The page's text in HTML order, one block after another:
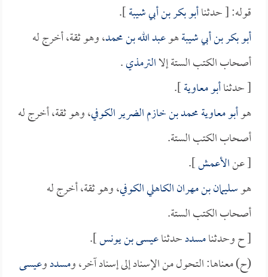
قوله: [ حدثناأبو بكر بن أبي شيبة].
أبو بكر بن أبي شيبةهوعبد الله بن محمد، وهو ثقة، أخرج له
أصحاب الكتب الستة إلاالترمذي.
[ حدثناأبو معاوية].
هوأبو معاوية محمد بن خازم الضرير الكوفي، وهو ثقة، أخرج له
أصحاب الكتب الستة.
[ عنالأعمش].
هوسليمان بن مهران الكاهلي الكوفي، وهو ثقة، أخرج له
أصحاب الكتب الستة.
[ ح وحدثنامسددحدثناعيسى بن يونس].
(ح) معناها: التحول من الإسناد إلى إسناد آخر، ومسددوعيسى